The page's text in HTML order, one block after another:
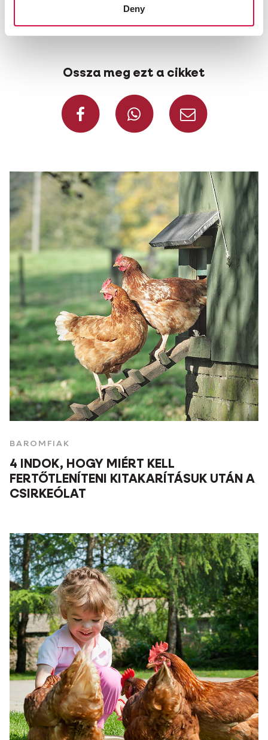
Deny
réteget nem fedi be por vagy más szennyeződés
hatékony marad. Az eljárás után az állatokat
Ossza meg ezt a cikket
Ossza meg
Ossza
BAROMFIAK
4 INDOK, HOGY MIÉRT KELL
FERTŐTLENÍTENI KITAKARÍTÁSUK UTÁN A
CSIRKEÓLAT